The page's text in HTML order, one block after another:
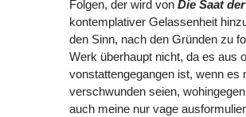
Folgen, der wird von Die Saat
kontemplativer Gelassenheit
den Sinn, nach den Gründen zu
Werk überhaupt nicht, da es aus
vonstattengegangen ist, wenn
verschwunden seien,
auch meine nur vage